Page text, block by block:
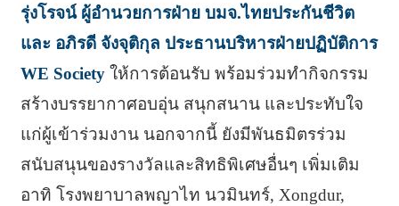
รุ่งโรจน์ ผู้อำนวยการฝ่าย บมจ.ไทยประกันชีวิต
และ อภิรดี จังจุติกุล ประธานบริหารฝ่ายปฏิบัติการ
WE Society ให้การต้อนรับ พร้อมร่วมทำกิจกรรม
สร้างบรรยากาศอบอุ่น สนุกสนาน และประทับใจ
แก่ผู้เข้าร่วมงาน นอกจากนี้ ยังมีพันธมิตรร่วม
สนับสนุนของรางวัลและสิทธิพิเศษอื่นๆ เพิ่มเติม
อาทิ โรงพยาบาลพญาไท นวมินทร์, Xongdur,